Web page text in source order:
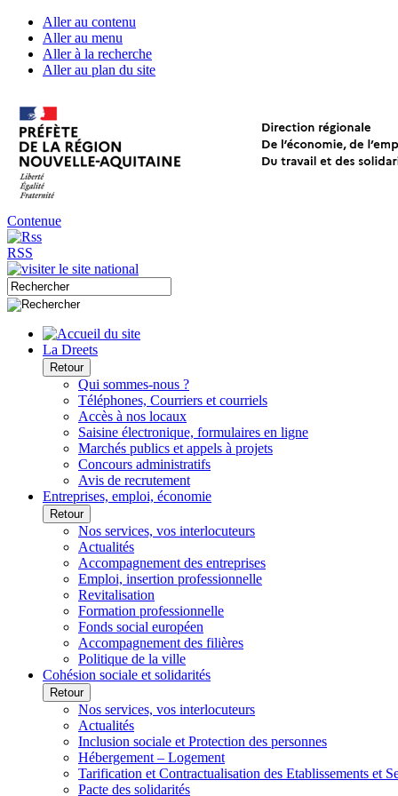
Aller au contenu
Aller au menu
Aller à la recherche
Aller au plan du site
Contenue
RSS
La Dreets
Retour
Qui sommes-nous ?
Téléphones, Courriers et courriels
Accès à nos locaux
Saisine électronique, formulaires en ligne
Marchés publics et appels à projets
Concours administratifs
Avis de recrutement
Entreprises, emploi, économie
Retour
Nos services, vos interlocuteurs
Actualités
Accompagnement des entreprises
Emploi, insertion professionnelle
Revitalisation
Formation professionnelle
Fonds social européen
Accompagnement des filières
Politique de la ville
Cohésion sociale et solidarités
Retour
Nos services, vos interlocuteurs
Actualités
Inclusion sociale et Protection des personnes
Hébergement – Logement
Tarification et Contractualisation des Etablissements et
Pacte des solidarités